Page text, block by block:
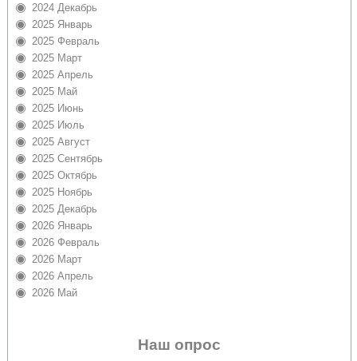
2024 Декабрь
2025 Январь
2025 Февраль
2025 Март
2025 Апрель
2025 Май
2025 Июнь
2025 Июль
2025 Август
2025 Сентябрь
2025 Октябрь
2025 Ноябрь
2025 Декабрь
2026 Январь
2026 Февраль
2026 Март
2026 Апрель
2026 Май
Наш опрос